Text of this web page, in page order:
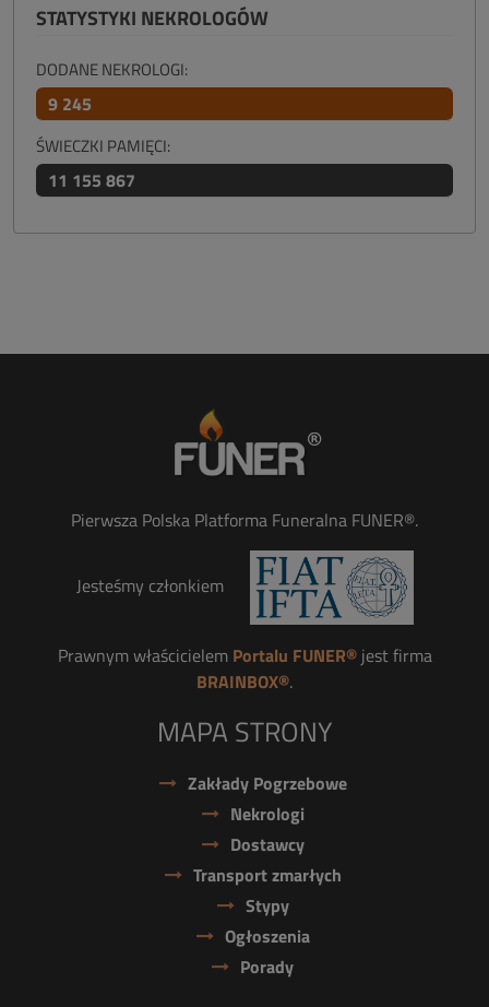
STATYSTYKI NEKROLOGÓW
DODANE NEKROLOGI:
9 245
ŚWIECZKI PAMIĘCI:
11 155 867
Pierwsza Polska Platforma Funeralna FUNER®.
Jesteśmy członkiem
Prawnym właścicielem Portalu FUNER®jest firma
BRAINBOX®.
MAPA STRONY
Zakłady Pogrzebowe
Nekrologi
Dostawcy
Transport zmarłych
Stypy
Ogłoszenia
Porady